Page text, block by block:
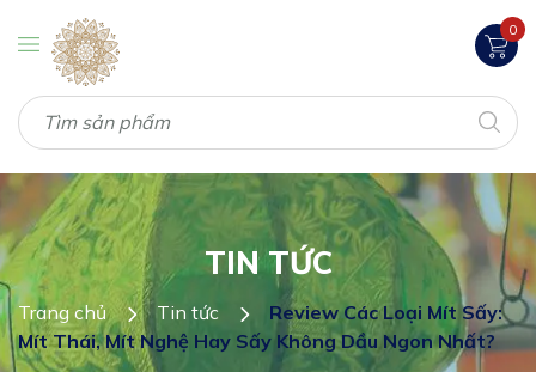
0
TIN TỨC
Trang chủ Tin tức
Review Các Loại Mít Sấy:
Mít Thái, Mít Nghệ Hay Sấy Không Dầu Ngon Nhất?